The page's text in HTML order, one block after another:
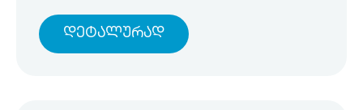
Დეტალურად